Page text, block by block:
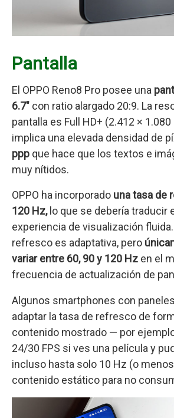
Pantalla
El OPPO Reno8 Pro posee una
6.7″ con ratio alargado 20:9. La
pantalla es Full HD+ (2.412 ×
implica una elevada densidad de
ppp que hace que los textos e
muy nítidos.
OPPO ha incorporado una tasa de
120 Hz,lo que se debería traducir
experiencia de visualización
refresco es adaptativa, pero
variar entre 60, 90 y 120 Hz en el
frecuencia de actualización de
Algunos smartphones con
adaptar la tasa de refresco de
contenido mostrado — por
24/30 FPS si ves una película y
incluso hasta solo 10 Hz (o
contenido estático para no